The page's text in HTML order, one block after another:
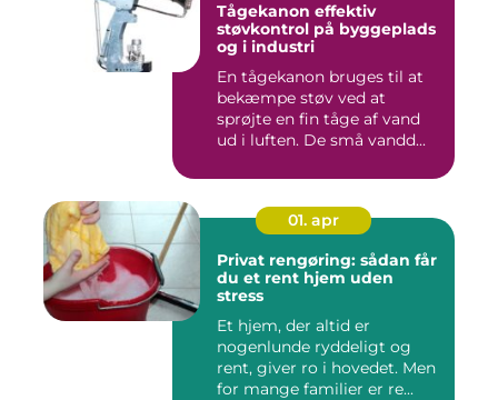
Tågekanon effektiv
støvkontrol på byggeplads
og i industri
En tågekanon bruges til at
bekæmpe støv ved at
sprøjte en fin tåge af vand
ud i luften. De små vandd...
01. apr
Privat rengøring: sådan får
du et rent hjem uden
stress
Et hjem, der altid er
nogenlunde ryddeligt og
rent, giver ro i hovedet. Men
for mange familier er re...